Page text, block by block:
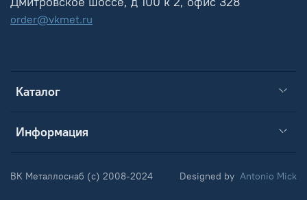
Каталог
Информация
order@vkmet.ru
ВК Металлоснаб (c) 2008-2024 Designed by Antonio Mick